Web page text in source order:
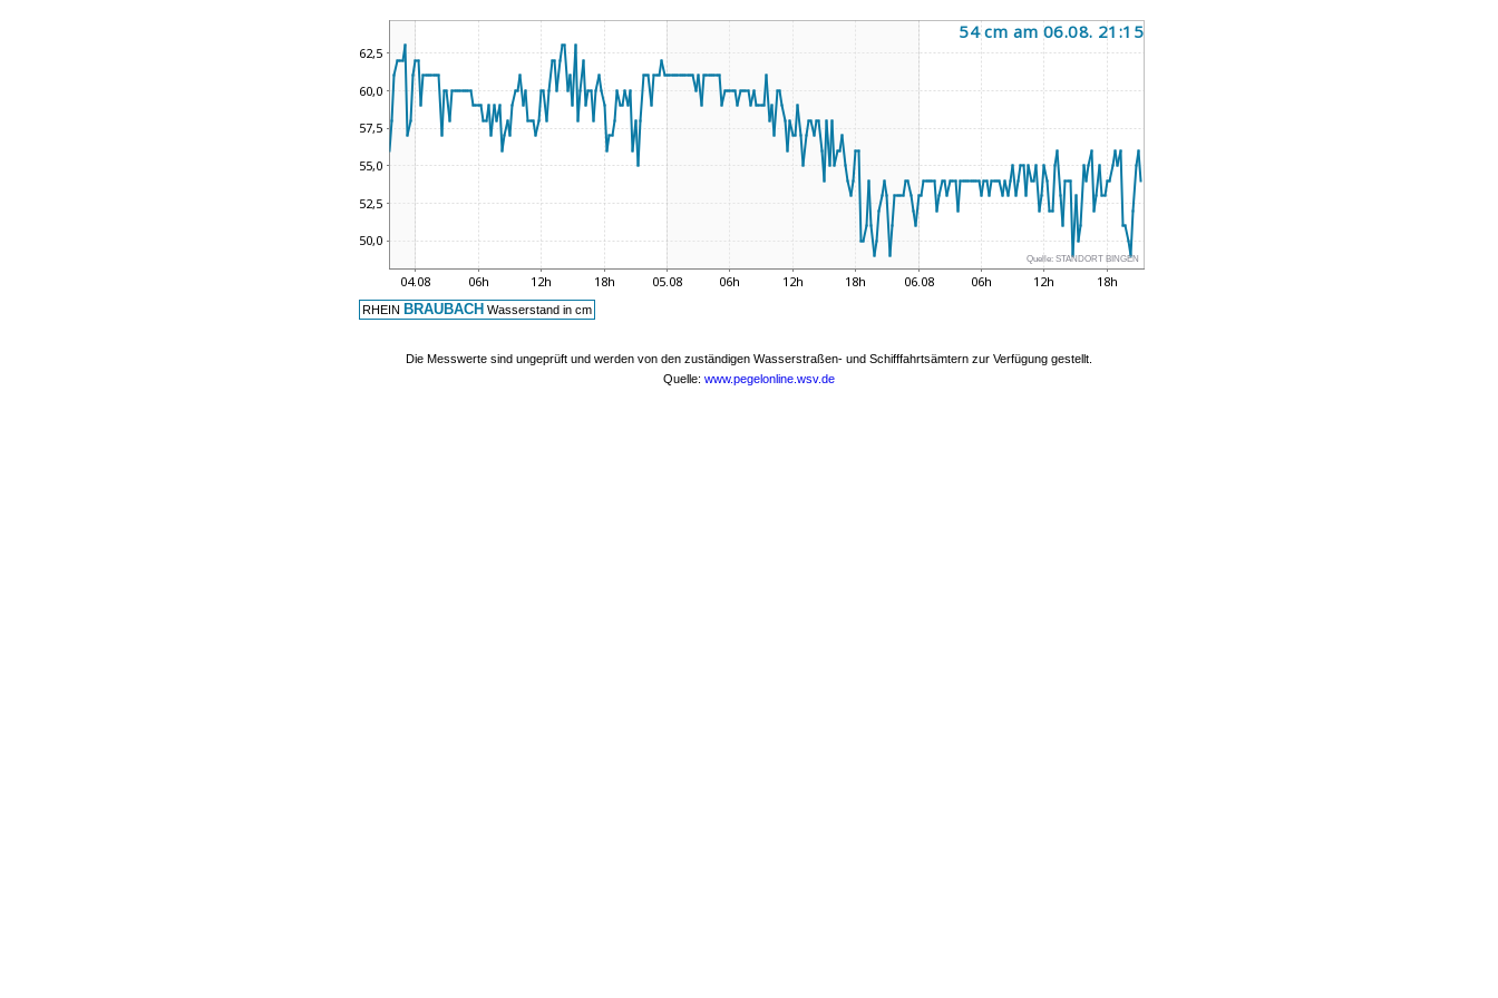
Quelle: STANDORT BINGEN
RHEIN BRAUBACH Wasserstand in cm
Die Messwerte sind ungeprüft und werden von den zuständigen Wasserstraßen- und Schifffahrtsämtern zur Verfügung gestellt.
Quelle: www.pegelonline.wsv.de